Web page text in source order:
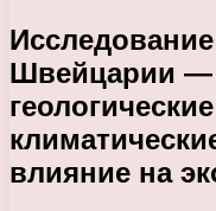
Швейцарии —
влияние на